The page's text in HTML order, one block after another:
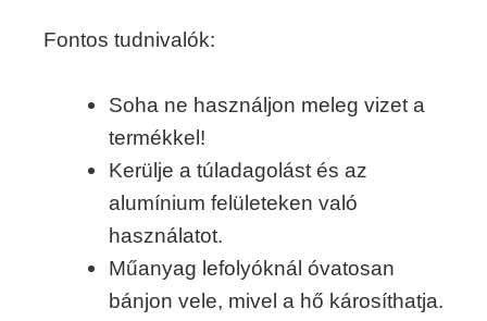
Fontos tudnivalók:
Soha ne használjon meleg vizet a
termékkel!
Kerülje a túladagolást és az
alumínium felületeken való
használatot.
Műanyag lefolyóknál óvatosan
bánjon vele, mivel a hő károsíthatja.